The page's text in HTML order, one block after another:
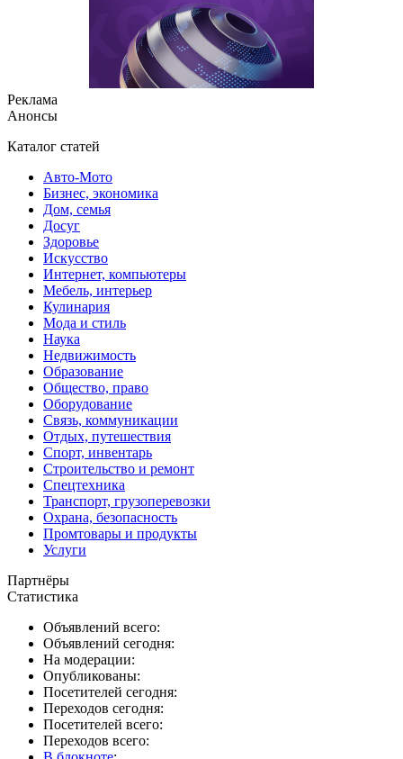
Реклама
Анонсы
Каталог статей
Авто-Мото
Бизнес, экономика
Дом, семья
Досуг
Здоровье
Искусство
Интернет, компьютеры
Мебель, интерьер
Кулинария
Мода и стиль
Наука
Недвижимость
Образование
Общество, право
Оборудование
Связь, коммуникации
Отдых, путешествия
Спорт, инвентарь
Строительство и ремонт
Спецтехника
Транспорт, грузоперевозки
Охрана, безопасность
Промтовары и продукты
Услуги
Партнёры
Статистика
Объявлений всего:
Объявлений сегодня:
На модерации:
Опубликованы:
Посетителей сегодня:
Переходов сегодня:
Посетителей всего:
Переходов всего: